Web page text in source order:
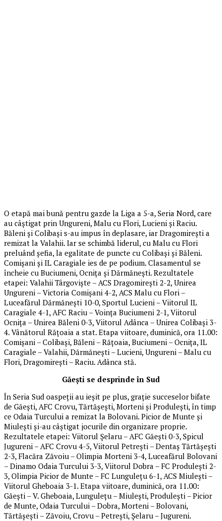
O etapă mai bună pentru gazde la Liga a 5-a, Seria Nord, care
au câștigat prin Ungureni, Malu cu Flori, Lucieni și Raciu.
Băleni și Colibași s-au impus în deplasare, iar Dragomirești a
remizat la Valahii. Iar se schimbă liderul, cu Malu cu Flori
preluând șefia, la egalitate de puncte cu Colibași și Băleni.
Comișani și IL Caragiale ies de pe podium. Clasamentul se
încheie cu Buciumeni, Ocnița și Dărmănești. Rezultatele
etapei: Valahii Târgoviște – ACS Dragomirești 2-2, Unirea
Ungureni – Victoria Comișani 4-2, ACS Malu cu Flori –
Luceafărul Dărmănești 10-0, Sportul Lucieni – Viitorul IL
Caragiale 4-1, AFC Raciu – Voința Buciumeni 2-1, Viitorul
Ocnița – Unirea Băleni 0-3, Viitorul Adânca – Unirea Colibași 3-
4. Vânătorul Rățoaia a stat. Etapa viitoare, duminică, ora 11.00:
Comișani – Colibași, Băleni – Rățoaia, Buciumeni – Ocnița, IL
Caragiale – Valahii, Dărmănești – Lucieni, Ungureni – Malu cu
Flori, Dragomirești – Raciu. Adânca stă.
Găești se desprinde în Sud
În Seria Sud oaspeții au ieșit pe plus, grație succeselor bifate
de Găești, AFC Crovu, Tărtășești, Morteni și Produlești, în timp
ce Odaia Turcului a remizat la Bolovani. Picior de Munte și
Miulești și-au câștigat jocurile din organizare proprie.
Rezultatele etapei: Viitorul Șelaru – AFC Găești 0-3, Spicul
Jugureni – AFC Crovu 4-5, Viitorul Petrești – Dentaș Tărtășești
2-3, Flacăra Zăvoiu – Olimpia Morteni 3-4, Luceafărul Bolovani
– Dinamo Odaia Turcului 3-3, Viitorul Dobra – FC Produlești 2-
3, Olimpia Picior de Munte – FC Lungulețu 6-1, ACS Miulești –
Viitorul Gheboaia 3-1. Etapa viitoare, duminică, ora 11.00:
Găești – V. Gheboaia, Lungulețu – Miulești, Produlești – Picior
de Munte, Odaia Turcului – Dobra, Morteni – Bolovani,
Tărtășești – Zăvoiu, Crovu – Petrești, Șelaru – Jugureni.